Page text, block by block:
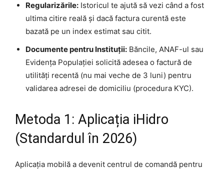
Regularizările: Istoricul te ajută să vezi când a fost
ultima citire reală și dacă factura curentă este
bazată pe un index estimat sau citit.
Documente pentru Instituții: Băncile, ANAF-ul sau
Evidența Populației solicită adesea o factură de
utilități recentă (nu mai veche de 3 luni) pentru
validarea adresei de domiciliu (procedura KYC).
Metoda 1: Aplicația iHidro
(Standardul în 2026)
Aplicația mobilă a devenit centrul de comandă pentru